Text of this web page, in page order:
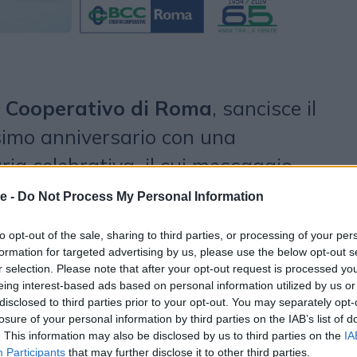
- Do Not Process My Personal Information
opt-out of the sale, sharing to third parties, or processing of your
for targeted advertising by us, please use the below opt-out
selection. Please note that after your opt-out request is processed
interest-based ads based on personal information utilized by us
to third parties prior to your opt-out. You may separately
of your personal information by third parties on the IAB’s list of
This information may also be disclosed by us to third parties on the
Participants that may further disclose it to other third parties.
di Roma, sancisce il
anniversario con una
celebrativa, il cui messaggio
di una “narrazione”
banca, ma al contempo della
al centro di un rapporto
verso esigenze di vita
e soddisfare con umanità,
media di Roma e Milano,